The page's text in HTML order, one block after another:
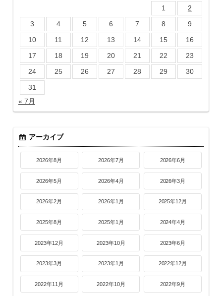
1
2
3
4 5 6 7 8
9
10
11 12 13 14 15
16
17
18 19 20 21 22
23
24
25 26 27 28 29
30
31
« 7月
アーカイブ
2026年8月 2026年7月 2026年6月
2026年5月 2026年4月 2026年3月
2026年2月 2026年1月 2025年12月
2025年8月 2025年1月 2024年4月
2023年12月 2023年10月 2023年6月
2023年3月 2023年1月 2022年12月
2022年11月 2022年10月 2022年9月